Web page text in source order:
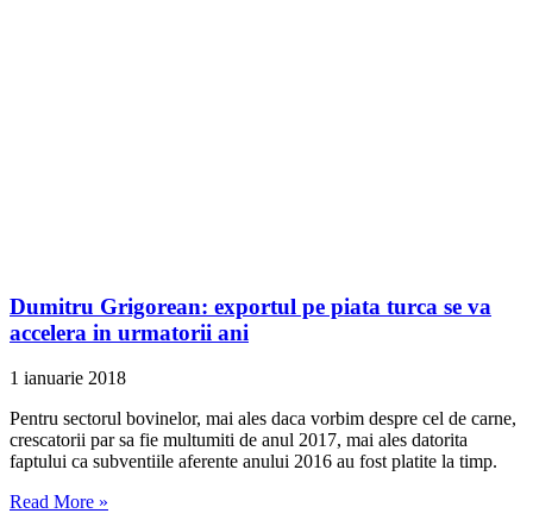
Dumitru Grigorean: exportul pe piata turca se va
accelera in urmatorii ani
1 ianuarie 2018
Pentru sectorul bovinelor, mai ales daca vorbim despre cel de carne,
crescatorii par sa fie multumiti de anul 2017, mai ales datorita
faptului ca subventiile aferente anului 2016 au fost platite la timp.
Read More »